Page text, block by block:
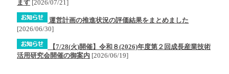
ます [2026/07/21]
運営計画の推進状況の評価結果をまとめました
[2026/06/30]
【7/28(火)開催】令和８(2026)年度第２回成長産業技術
活用研究会開催の御案内 [2026/06/19]